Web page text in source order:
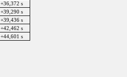
+36,372 s
+39,290 s
+39,436 s
+42,462 s
+44,601 s